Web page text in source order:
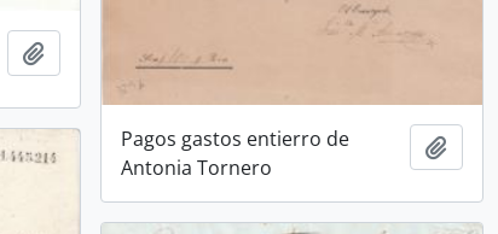
Añadir al portapapeles
Pagos gastos entierro de
Antonia Tornero